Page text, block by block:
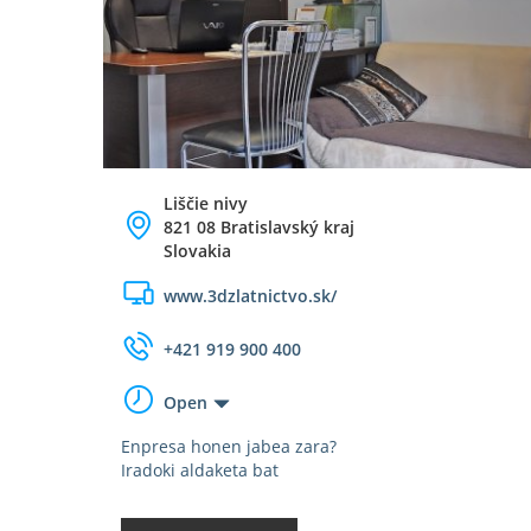
Liščie nivy
821 08 Bratislavský kraj
Slovakia
www.3dzlatnictvo.sk/
+421 919 900 400
Open
Enpresa honen jabea zara?
Iradoki aldaketa bat